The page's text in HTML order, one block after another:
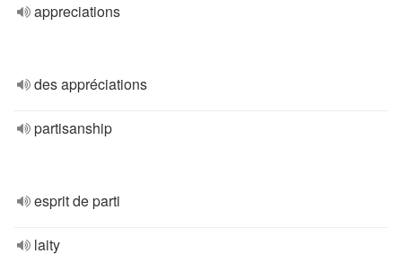
appreciations
des appréciations
partisanship
esprit de parti
laity